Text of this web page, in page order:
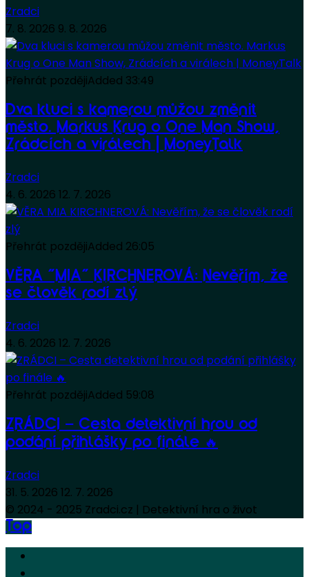
Zradci
7. 8. 2026 9. 8. 2026
Přehrát pozdějiAdded 33:49
Dva kluci s kamerou můžou změnit
město. Markus Krug o One Man Show,
Zrádcích a virálech | MoneyTalk
Zradci
4. 6. 2026 12. 7. 2026
Přehrát pozdějiAdded 26:05
VĚRA “MIA” KIRCHNEROVÁ: Nevěřím, že
se člověk rodí zlý
Zradci
4. 6. 2026 12. 7. 2026
Přehrát pozdějiAdded 59:08
ZRÁDCI – Cesta detektivní hrou od
podání přihlášky po finále 🔥
Zradci
31. 5. 2026 12. 7. 2026
© 2024 - 2025 Zradci.cz | Detektivní hra o život
Top